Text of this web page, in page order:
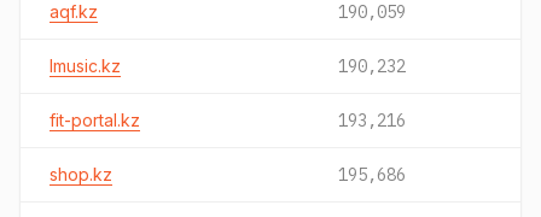
aqf.kz 190,059
lmusic.kz 190,232
fit-portal.kz 193,216
shop.kz 195,686